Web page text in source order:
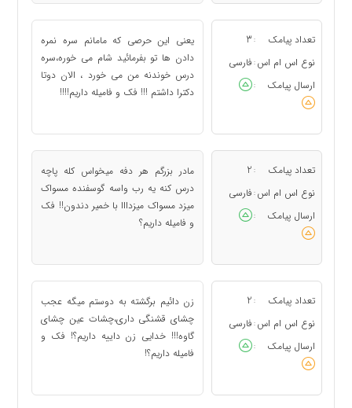
تعداد پیامک :
3
نوع اس ام اس : فارسی
ارسال پیامک
:
یعنی این حرصی که مامانم سره نمره
دادن ها تو بفرمائید شام می خوره،سره
درس خوندنه من می خورد ، الان دوتا
دکترا داشتم !!! فک و فامیله داریم!!!!
تعداد پیامک :
2
نوع اس ام اس : فارسی
ارسال پیامک
:
مادر بزرگم هر دفه میخواس کله پاچه
درس کنه یه رب واسه گوسفنده مسواک
میزد مسواک میزدااا با خمیر دندون!! فک
و فامیله داریم؟
تعداد پیامک :
2
نوع اس ام اس : فارسی
ارسال پیامک
:
زن دائیم برگشته به دوستم میگه عجب
چشای قشنگی‌ داری،چشات عین چشای
گاوه!!! خدایی زن داییه داریم؟! فک و
فامیله داریم؟!